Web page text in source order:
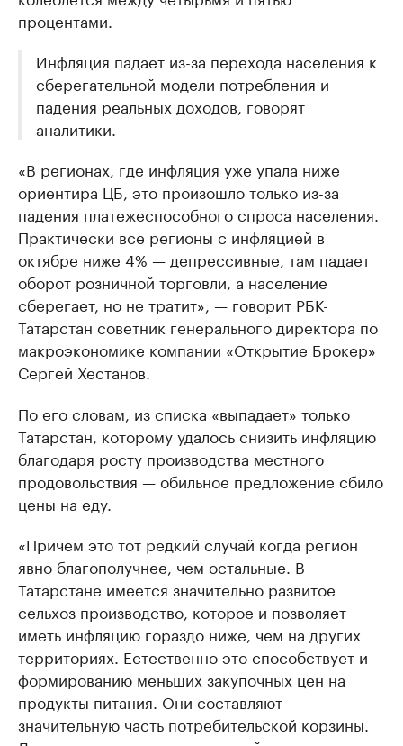
процентами.
Инфляция падает из-за перехода населения к
сберегательной модели потребления и
падения реальных доходов, говорят
аналитики.
«В регионах, где инфляция уже упала ниже
ориентира ЦБ, это произошло только из-за
падения платежеспособного спроса населения.
Практически все регионы с инфляцией в
октябре ниже 4% — депрессивные, там падает
оборот розничной торговли, а население
сберегает, но не тратит», — говорит РБК-
Татарстан советник генерального директора по
макроэкономике компании «Открытие Брокер»
Сергей Хестанов.
По его словам, из списка «выпадает» только
Татарстан, которому удалось снизить инфляцию
благодаря росту производства местного
продовольствия — обильное предложение сбило
цены на еду.
«Причем это тот редкий случай когда регион
явно благополучнее, чем остальные. В
Татарстане имеется значительно развитое
сельхоз производство, которое и позволяет
иметь инфляцию гораздо ниже, чем на других
территориях. Естественно это способствует и
формированию меньших закупочных цен на
продукты питания. Они составляют
значительную часть потребительской корзины.